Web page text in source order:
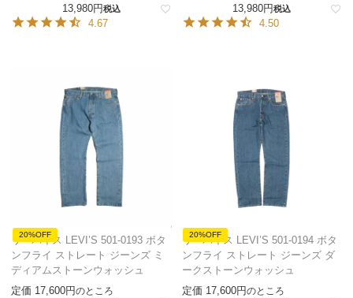
13,980 税込
4.67
13,980 税込
4.50
20%OFF
リーバイス LEVI’S 501-0193 ボタ
ンフライ ストレート ジーンズ ミ
ディアムストーンウォッシュ
定価 17,600 のところ
20%OFF
リーバイス LEVI’S 501-0194 ボタ
ンフライ ストレート ジーンズ ダ
ークストーンウォッシュ
定価 17,600 のところ